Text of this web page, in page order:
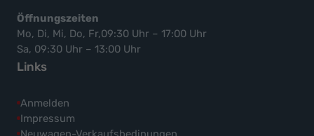
Öffnungszeiten
Mo, Di, Mi, Do, Fr,09:30 Uhr – 17:00 Uhr
Sa, 09:30 Uhr – 13:00 Uhr
Links
Anmelden
Impressum